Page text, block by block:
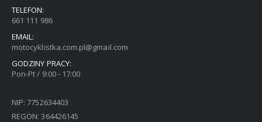
TELEFON:
661 111 986
EMAIL:
motocyklistka.com.pl@gmail.com
GODZINY PRACY:
Pon-Pt / 9:00 - 17:00
NIP: 7752634403
REGON: 364426145